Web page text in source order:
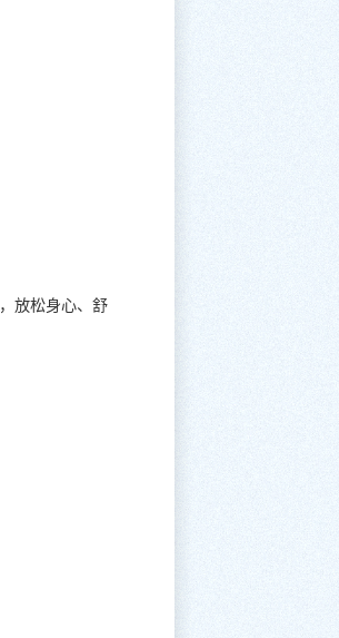
放松身心、舒